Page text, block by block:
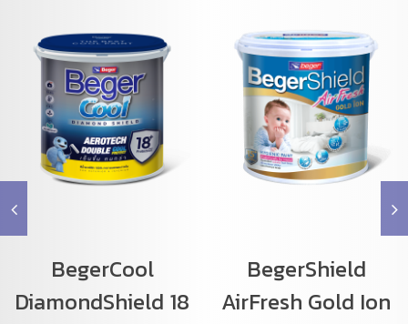
BegerCool
DiamondShield 18
BegerShield
AirFresh Gold Ion